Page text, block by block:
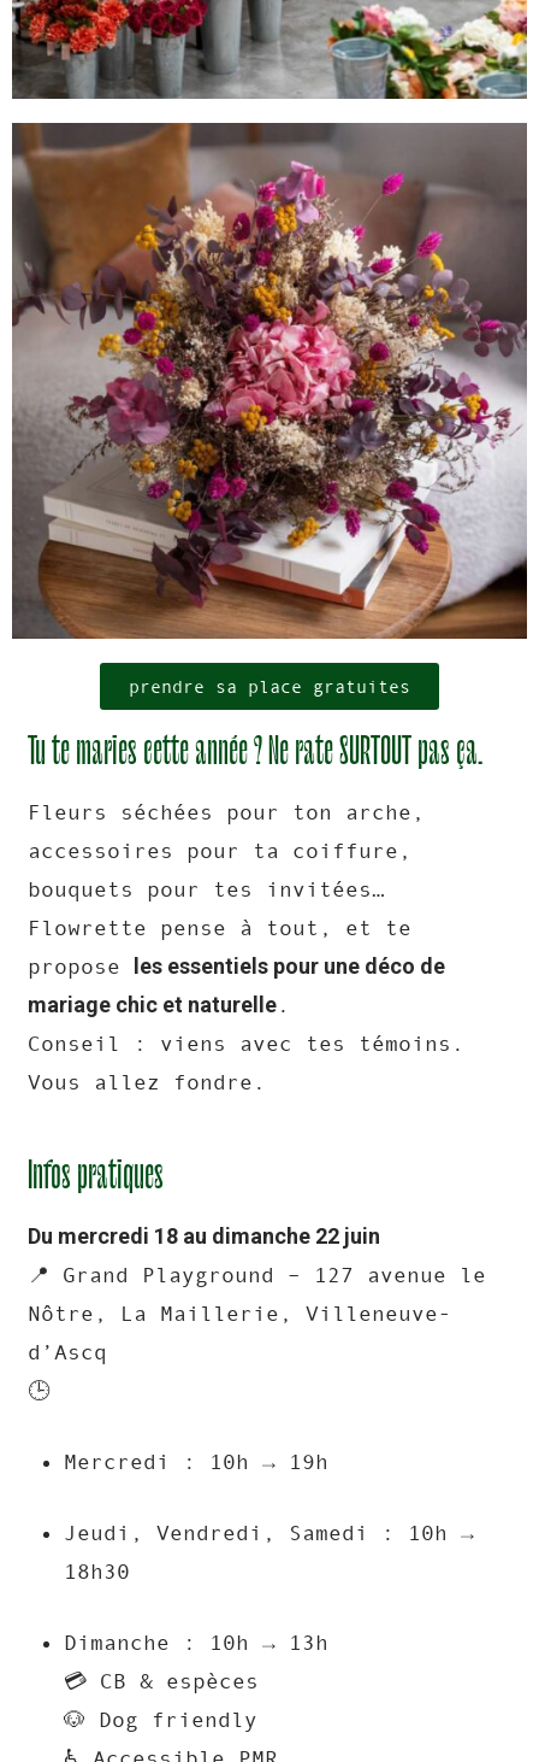
prendre sa place gratuites
Tu te maries cette année ? Ne rate SURTOUT pas ça.
Fleurs séchées pour ton arche,
accessoires pour ta coiffure,
bouquets pour tes invitées…
Flowrette pense à tout, et te
propose les essentiels pour une déco de
mariage chic et naturelle .
Conseil : viens avec tes témoins.
Vous allez fondre.
Infos pratiques
Du mercredi 18 au dimanche 22 juin
📍 Grand Playground – 127 avenue le
Nôtre, La Maillerie, Villeneuve-
d’Ascq
🕒
Mercredi : 10h → 19h
Jeudi, Vendredi, Samedi : 10h →
18h30
Dimanche : 10h → 13h
💳 CB & espèces
🐶 Dog friendly